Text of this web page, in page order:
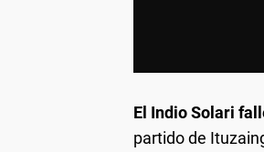
El Indio Solari
partido de